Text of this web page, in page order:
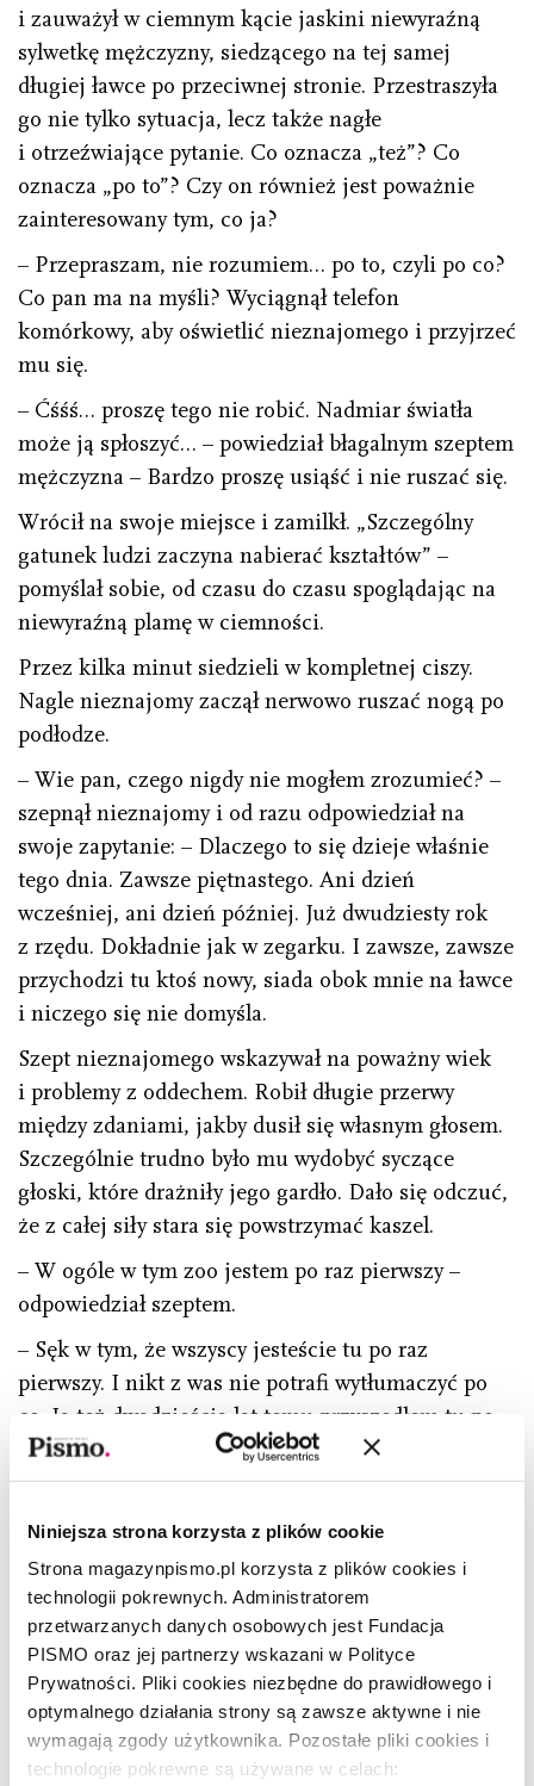
Niniejsza strona korzysta z plików cookie
Strona magazynpismo.pl korzysta z plików cookies i
technologii pokrewnych. Administratorem
przetwarzanych danych osobowych jest Fundacja
PISMO oraz jej partnerzy wskazani w Polityce
Prywatności. Pliki cookies niezbędne do prawidłowego i
optymalnego działania strony są zawsze aktywne i nie
wymagają zgody użytkownika. Pozostałe pliki cookies i
technologie pokrewne są używane w celach:
i zauważył w ciemnym kącie jaskini niewyraźną
sylwetkę mężczyzny, siedzącego na tej samej
długiej ławce po przeciwnej stronie. Przestraszyła
go nie tylko sytuacja, lecz także nagłe
i otrzeźwiające pytanie. Co oznacza „też”? Co
oznacza „po to”? Czy on również jest poważnie
zainteresowany tym, co ja?
– Przepraszam, nie rozumiem… po to, czyli po co?
Co pan ma na myśli? Wyciągnął telefon
komórkowy, aby oświetlić nieznajomego i przyjrzeć
mu się.
– Ćśśś… proszę tego nie robić. Nadmiar światła
może ją spłoszyć… – powiedział błagalnym szeptem
mężczyzna – Bardzo proszę usiąść i nie ruszać się.
Wrócił na swoje miejsce i zamilkł. „Szczególny
gatunek ludzi zaczyna nabierać kształtów” –
pomyślał sobie, od czasu do czasu spoglądając na
niewyraźną plamę w ciemności.
Przez kilka minut siedzieli w kompletnej ciszy.
Nagle nieznajomy zaczął nerwowo ruszać nogą po
podłodze.
– Wie pan, czego nigdy nie mogłem zrozumieć? –
szepnął nieznajomy i od razu odpowiedział na
swoje zapytanie: – Dlaczego to się dzieje właśnie
tego dnia. Zawsze piętnastego. Ani dzień
wcześniej, ani dzień później. Już dwudziesty rok
z rzędu. Dokładnie jak w zegarku. I zawsze, zawsze
przychodzi tu ktoś nowy, siada obok mnie na ławce
i niczego się nie domyśla.
Szept nieznajomego wskazywał na poważny wiek
i problemy z oddechem. Robił długie przerwy
między zdaniami, jakby dusił się własnym głosem.
Szczególnie trudno było mu wydobyć syczące
głoski, które drażniły jego gardło. Dało się odczuć,
że z całej siły stara się powstrzymać kaszel.
– W ogóle w tym zoo jestem po raz pierwszy –
odpowiedział szeptem.
– Sęk w tym, że wszyscy jesteście tu po raz
pierwszy. I nikt z was nie potrafi wytłumaczyć po
co. Ja też dwadzieścia lat temu przyszedłem tu po
raz pierwszy, ale nikt z was nie dał rady tego
powtórzyć. Proszę mnie dobrze zrozumieć, niczego
– Proszę pana, a właściwie co się tutaj dzieje? –
zapytał, a sam znów zaczął gorączkowo myśleć: –
co tutaj naprawdę się dzieje, między rekinem
a hipopotamem, między tymi dwoma bliskimi,
a jednocześnie tak odległymi światami, które
można połączyć tylko w wyobraźni i to pod
warunkiem, że jesteś albo dzieckiem,